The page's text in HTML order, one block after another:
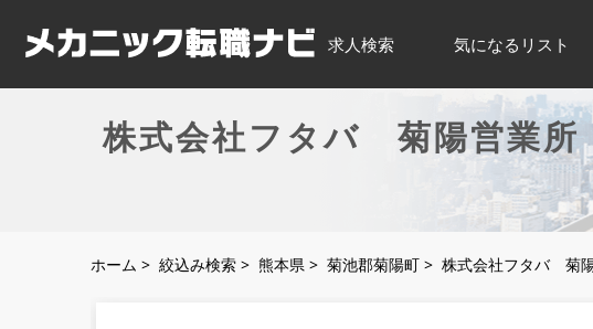
求人検索 気になるリスト
株式会社フタバ 菊陽営業所
ホーム > 絞込み検索 > 熊本県 > 菊池郡菊陽町 > 株式会社フタバ 菊